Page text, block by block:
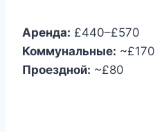
Аренда: £440–£570
Коммунальные: ~£170
Проездной: ~£80